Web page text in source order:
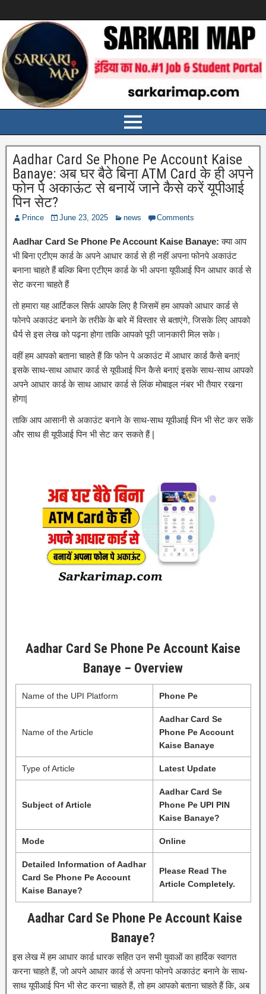
Aadhar Card Se Phone Pe Account Kaise
Banaye: अब घर बैठे बिना ATM Card के ही अपने
फोन पे अकाऊंट से बनायें जाने कैसे करें यूपीआई
पिन सेट?
Prince June 23, 2025 news Comments
Aadhar Card Se Phone Pe Account Kaise Banaye:क्या आप
भी बिना एटीएम कार्ड के अपने आधार कार्ड से ही नहीं अपना फोनपे अकाउंट
बनाना चाहते हैं बल्कि बिना एटीएम कार्ड के भी अपना यूपीआई पिन आधार कार्ड से
सेट करना चाहते हैं
तो हमारा यह आर्टिकल सिर्फ आपके लिए है जिसमें हम आपको आधार कार्ड से
फोनपे अकाउंट बनाने के तरीके के बारे में विस्तार से बताएंगे, जिसके लिए आपको
धैर्य से इस लेख को पढ़ना होगा ताकि आपको पूरी जानकारी मिल सके।
वहीं हम आपको बताना चाहते हैं कि फोन पे अकाउंट में आधार कार्ड कैसे बनाएं
इसके साथ-साथ आधार कार्ड से यूपीआई पिन कैसे बनाएं इसके साथ-साथ आपको
अपने आधार कार्ड के साथ आधार कार्ड से लिंक मोबाइल नंबर भी तैयार रखना
होगा|
ताकि आप आसानी से अकाउंट बनाने के साथ-साथ यूपीआई पिन भी सेट कर सकें
और साथ ही यूपीआई पिन भी सेट कर सकते हैं |
Aadhar Card Se Phone Pe Account Kaise
Banaye – Overview
Name of the UPI Platform Phone Pe
Name of the Article
Aadhar Card Se
Phone Pe Account
Kaise Banaye
Type of Article Latest Update
Subject of Article
Aadhar Card Se
Phone Pe UPI PIN
Kaise Banaye?
Mode Online
Detailed Information of Aadhar
Card Se Phone Pe Account
Kaise Banaye?
Please Read The
Article Completely.
Aadhar Card Se Phone Pe Account Kaise
Banaye?
इस लेख में हम आधार कार्ड धारक सहित उन सभी युवाओं का हार्दिक स्वागत
करना चाहते हैं, जो अपने आधार कार्ड से अपना फोनपे अकाउंट बनाने के साथ-
साथ यूपीआई पिन भी सेट करना चाहते हैं, तो हम आपको बताना चाहते हैं कि, अब